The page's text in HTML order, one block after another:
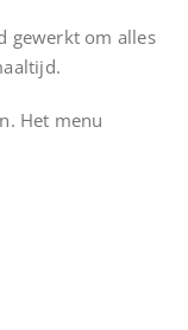
gewerkt om alles
Het menu